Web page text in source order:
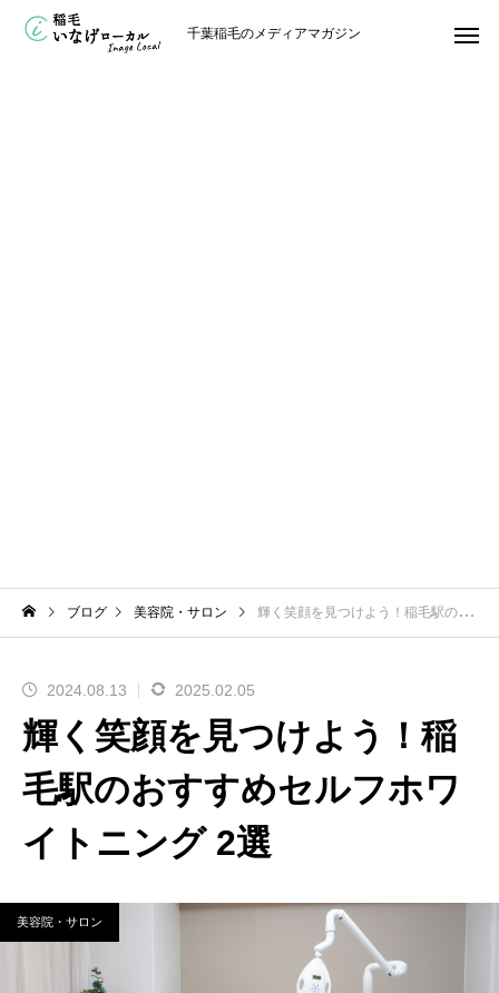
千葉稲毛のメディアマガジン
ブログ 美容院・サロン 輝く笑顔を見つけよう！稲毛駅のおすすめセルフホワイトニング 2選
2024.08.13 2025.02.05
輝く笑顔を見つけよう！稲
毛駅のおすすめセルフホワ
イトニング 2選
美容院・サロン